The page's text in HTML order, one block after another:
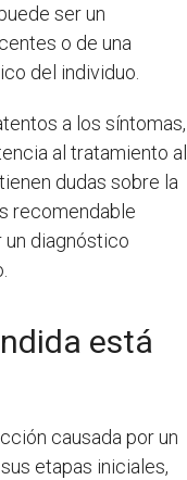
ser un
o de una
del individuo.
a los síntomas,
al tratamiento al
dudas sobre la
recomendable
diagnóstico
está
causada por un
etapas iniciales,